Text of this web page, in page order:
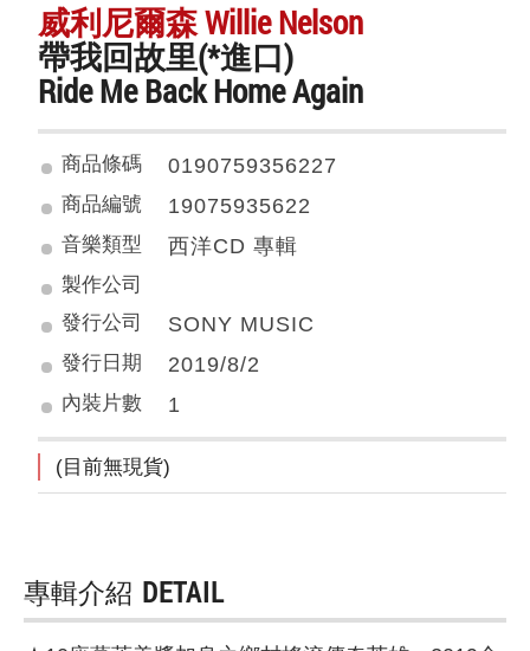
威利尼爾森 Willie Nelson
帶我回故里(*進口)
Ride Me Back Home Again
商品條碼 0190759356227
商品編號 19075935622
音樂類型 西洋CD 專輯
製作公司
發行公司
SONY MUSIC
發行日期 2019/8/2
內裝片數 1
(目前無現貨)
專輯介紹 DETAIL